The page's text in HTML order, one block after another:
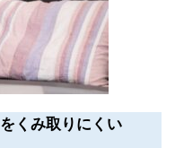
くみ取りにくい